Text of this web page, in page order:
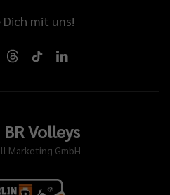
mit uns!
BR Volleys
Marketing GmbH